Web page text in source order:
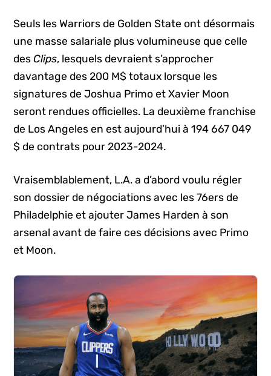
Seuls les Warriors de Golden State ont désormais
une masse salariale plus volumineuse que celle
desClips, lesquels devraient s’approcher
davantage des 200 M$ totaux lorsque les
signatures de Joshua Primo et Xavier Moon
seront rendues officielles. La deuxième franchise
de Los Angeles en est aujourd’hui à 194 667 049
$ de contrats pour 2023-2024.
Vraisemblablement, L.A. a d’abord voulu régler
son dossier de négociations avec les 76ers de
Philadelphie et ajouter James Harden à son
arsenal avant de faire ces décisions avec Primo
et Moon.